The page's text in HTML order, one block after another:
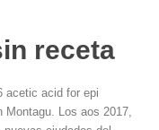
receta
acetic acid for epi
Montagu. Los aos 2017,